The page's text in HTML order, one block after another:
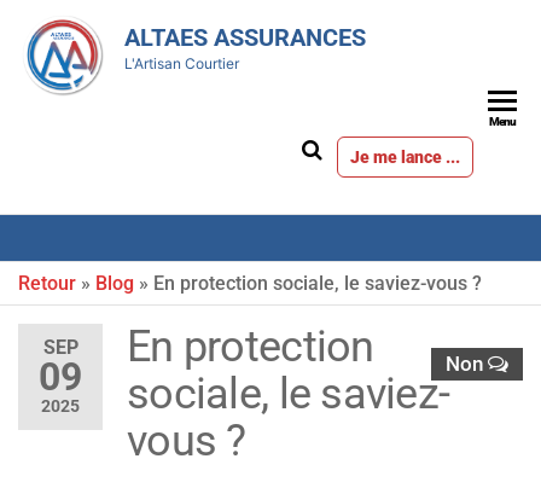
ALTAES ASSURANCES
L'Artisan Courtier
Je me lance ...
Menu
Retour » Blog » En protection sociale, le saviez-vous ?
SEP
09
2025
Non
En protection
sociale, le saviez-
vous ?